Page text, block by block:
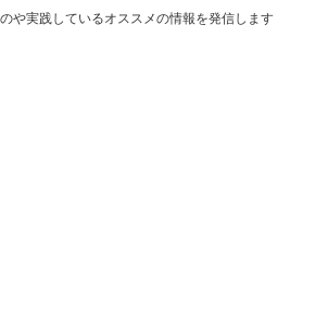
や実践しているオススメの情報を発信します